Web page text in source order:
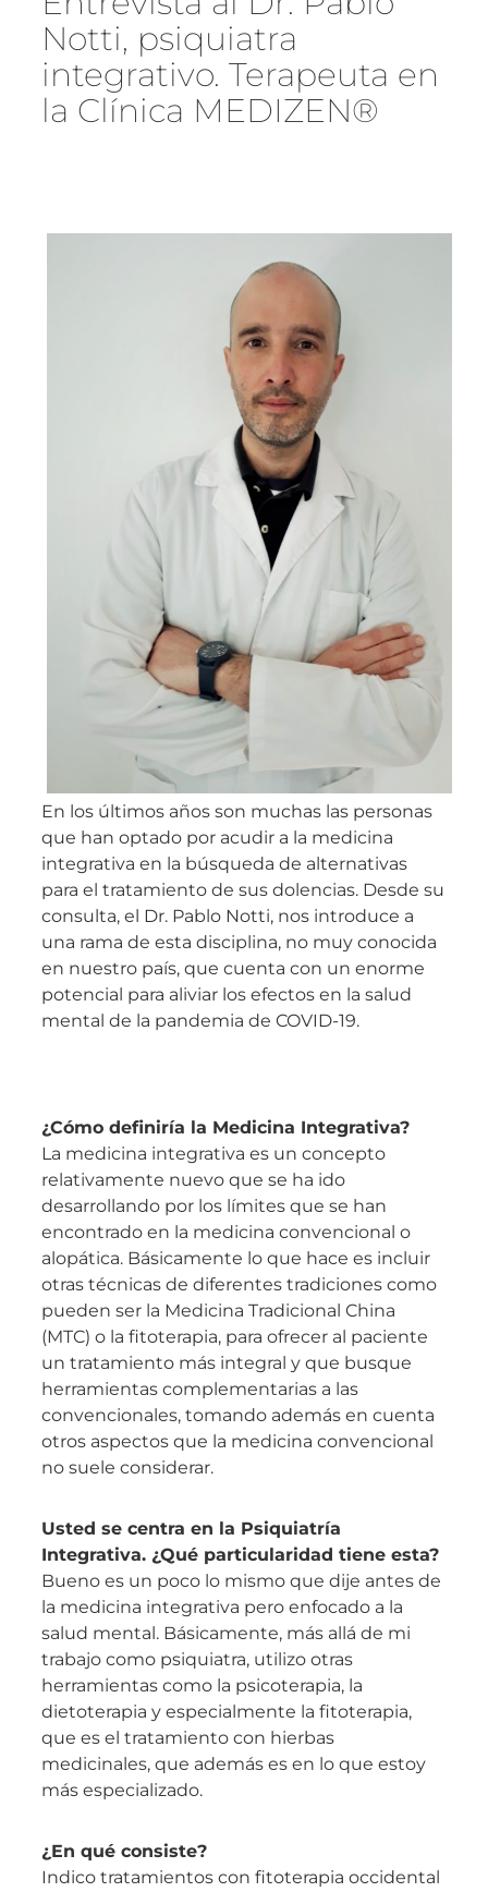
Notti, psiquiatra
integrativo. Terapeuta en
la Clínica MEDIZEN®
En los últimos años son muchas las personas
que han optado por acudir a la medicina
integrativa en la búsqueda de alternativas
para el tratamiento de sus dolencias. Desde su
consulta, el Dr. Pablo Notti, nos introduce a
una rama de esta disciplina, no muy conocida
en nuestro país, que cuenta con un enorme
potencial para aliviar los efectos en la salud
mental de la pandemia de COVID-19.
¿Cómo definiría la Medicina Integrativa?
La medicina integrativa es un concepto
relativamente nuevo que se ha ido
desarrollando por los límites que se han
encontrado en la medicina convencional o
alopática. Básicamente lo que hace es incluir
otras técnicas de diferentes tradiciones como
pueden ser la Medicina Tradicional China
(MTC) o la fitoterapia, para ofrecer al paciente
un tratamiento más integral y que busque
herramientas complementarias a las
convencionales, tomando además en cuenta
otros aspectos que la medicina convencional
no suele considerar.
Usted se centra en la Psiquiatría
Integrativa. ¿Qué particularidad tiene esta?
Bueno es un poco lo mismo que dije antes de
la medicina integrativa pero enfocado a la
salud mental. Básicamente, más allá de mi
trabajo como psiquiatra, utilizo otras
herramientas como la psicoterapia, la
dietoterapia y especialmente la fitoterapia,
que es el tratamiento con hierbas
medicinales, que además es en lo que estoy
más especializado.
¿En qué consiste?
Indico tratamientos con fitoterapia occidental